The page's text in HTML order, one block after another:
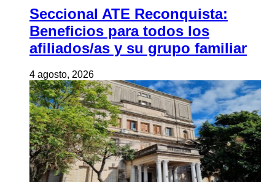
Seccional ATE Reconquista:
Beneficios para todos los
afiliados/as y su grupo familiar
4 agosto, 2026